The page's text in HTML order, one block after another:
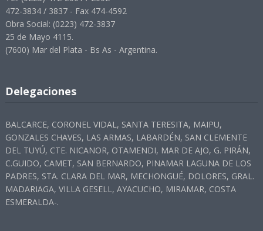
472-3834 / 3837 - Fax 474-4592
Obra Social: (0223) 472-3837
25 de Mayo 4115.
(7600) Mar del Plata - Bs As - Argentina.
Delegaciones
BALCARCE, CORONEL VIDAL, SANTA TERESITA, MAIPU,
GONZALES CHAVES, LAS ARMAS, LABARDÉN, SAN CLEMENTE
DEL TUYÚ, CTE. NICANOR, OTAMENDI, MAR DE AJO, G. PIRÁN,
C.GUIDO, CAMET, SAN BERNARDO, PINAMAR LAGUNA DE LOS
PADRES, STA. CLARA DEL MAR, MECHONGUÉ, DOLORES, GRAL.
MADARIAGA, VILLA GESELL, AYACUCHO, MIRAMAR, COSTA
ESMERALDA-.